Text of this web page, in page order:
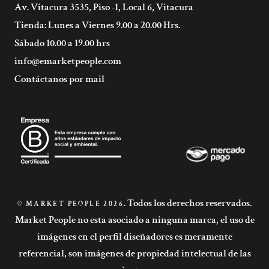
Av. Vitacura 3535, Piso -1, Local 6, Vitacura
Tienda: Lunes a Viernes 9.00 a 20.00 Hrs.
Sábado 10.00 a 19.00 hrs
info@emarketpeople.com
Contáctanos por mail
© MARKET PEOPLE 2026. Todos los derechos reservados.
Market People no esta asociado a ninguna marca, el uso de
imágenes en el perfil diseñadores es meramente
referencial, son imágenes de propiedad intelectual de las